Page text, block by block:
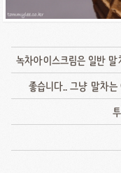
녹차아이스크림은 일반
좋습니다.. 그냥 말차